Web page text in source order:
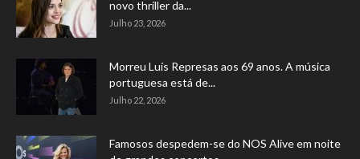
novo thriller da...
Julho 23, 2026
Morreu Luís Represas aos 69 anos. A música
portuguesa está de...
Julho 22, 2026
Famosos despedem-se do NOS Alive em noite